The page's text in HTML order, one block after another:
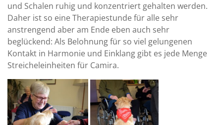
und Schalen ruhig und konzentriert gehalten werden.
Daher ist so eine Therapiestunde für alle sehr
anstrengend aber am Ende eben auch sehr
beglückend: Als Belohnung für so viel gelungenen
Kontakt in Harmonie und Einklang gibt es jede Menge
Streicheleinheiten für Camira.